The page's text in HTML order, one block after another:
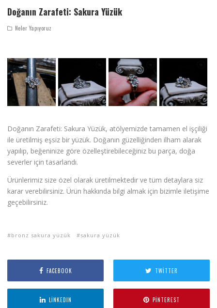
Doğanın Zarafeti: Sakura Yüzük
Neler Yapıyoruz
Doğanın Zarafeti: Sakura Yüzük, atölyemizde tamamen el işçiliği
ile üretilmiş eşsiz bir yüzük. Doğanın güzelliğinden ilham alarak
yapılıp, beğeninize göre özelleştirebileceğiniz bu parça, doğa
severler için tasarlandı.
Ürünlerimiz size özel olarak üretilmektedir ve tüm detaylara siz
karar verebilirsiniz. Ürün hakkında bilgi almak için bizimle iletişime
geçebilirsiniz.
bronz sakura yüzük sakura yüzük
FACEBOOK TWITTER
LINKEDIN PINTEREST